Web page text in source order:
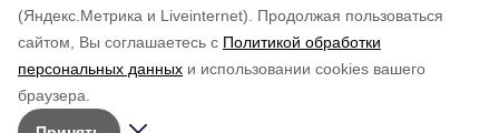
(Яндекс.Метрика и Liveinternet).
Продолжая пользоваться
сайтом, Вы соглашаетесь с Политикой обработки
персональных данных и использовании cookies вашего
браузера.
Подписывайтесь на наш Telegram
канал
Рассказываем о главном в районе. Самая актуальная
по оценке
5